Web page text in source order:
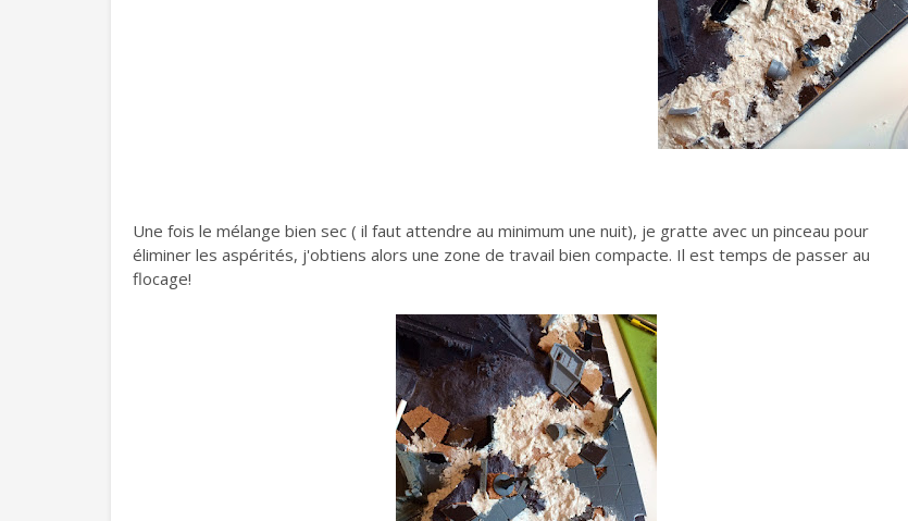
Une fois le mélange bien sec ( il faut attendre au minimum une nuit), je gratte avec un pinceau pour
éliminer les aspérités, j'obtiens alors une zone de travail bien compacte. Il est temps de passer au
flocage!